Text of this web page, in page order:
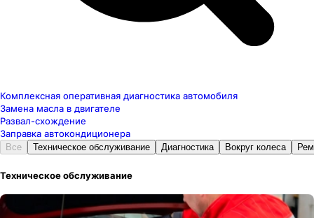
Комплексная оперативная диагностика автомобиля
Замена масла в двигателе
Развал-схождение
Заправка автокондиционера
Все Техническое обслуживание Диагностика Вокруг колеса
Техническое обслуживание